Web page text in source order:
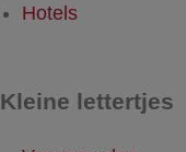
Hotels
Kleine lettertjes